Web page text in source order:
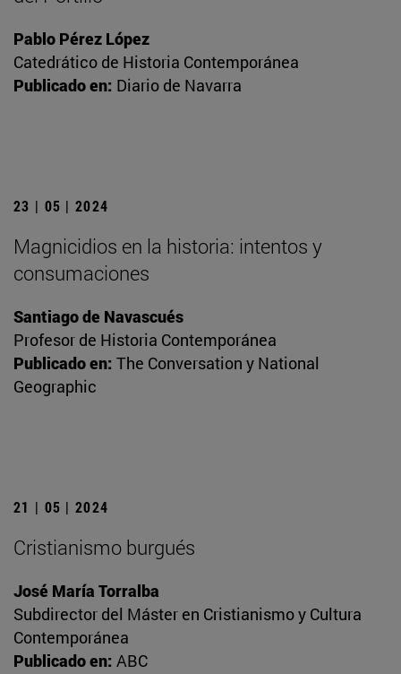
Pablo Pérez López
Catedrático de Historia Contemporánea
Publicado en: Diario de Navarra
23 | 05 | 2024
Magnicidios en la historia: intentos y
consumaciones
Santiago de Navascués
Profesor de Historia Contemporánea
Publicado en: The Conversation y National
Geographic
21 | 05 | 2024
Cristianismo burgués
José María Torralba
Subdirector del Máster en Cristianismo y Cultura
Contemporánea
Publicado en: ABC